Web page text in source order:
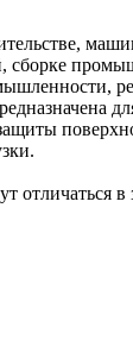
сборке
отличаться в